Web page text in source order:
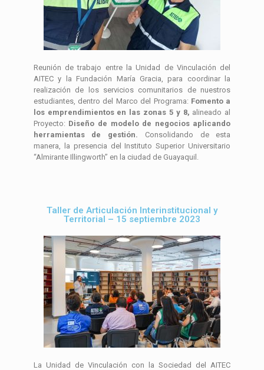
Reunión de trabajo entre la Unidad de Vinculación del
AITEC y la Fundación María Gracia, para coordinar la
realización de los servicios comunitarios de nuestros
estudiantes, dentro del Marco del Programa: Fomento a
los emprendimientos en las zonas 5 y 8, alineado al
Proyecto: Diseño de modelo de negocios aplicando
herramientas de gestión. Consolidando de esta
manera, la presencia del Instituto Superior Universitario
“Almirante Illingworth” en la ciudad de Guayaquil.
Taller de Articulación Interinstitucional y
Territorial – 15 septiembre 2023
La Unidad de Vinculación con la Sociedad del AITEC